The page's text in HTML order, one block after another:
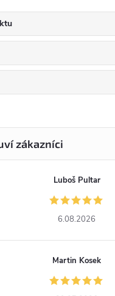
Luboš Pultar
6.08.2026
Martin Kosek